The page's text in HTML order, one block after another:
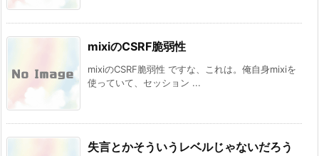
mixiのCSRF脆弱性
mixiのCSRF脆弱性 ですな、これは。俺自身mixiを
使っていて、セッション ...
失言とかそういうレベルじゃないだろう